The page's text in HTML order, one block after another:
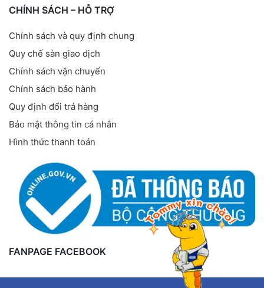
CHÍNH SÁCH – HỖ TRỢ
Chính sách và quy định chung
Quy chế sàn giao dịch
Chính sách vận chuyển
Chính sách bảo hành
Quy định đổi trả hàng
Bảo mật thông tin cá nhân
Hình thức thanh toán
FANPAGE FACEBOOK